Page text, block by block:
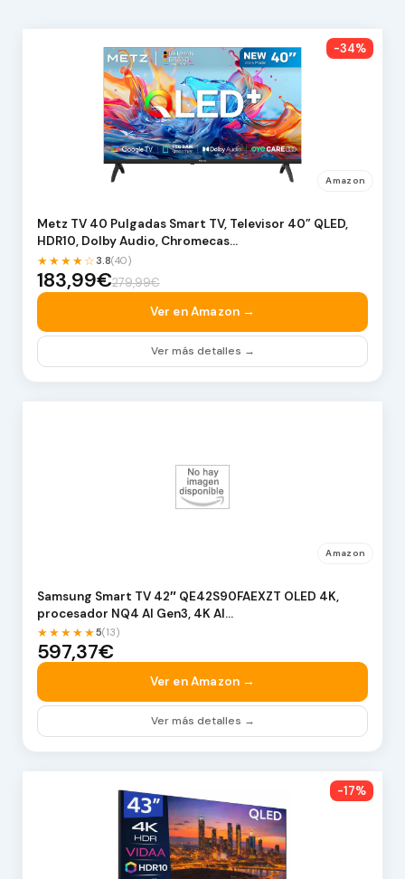
-34%
Amazon
Metz TV 40 Pulgadas Smart TV, Televisor 40” QLED,
HDR10, Dolby Audio, Chromecas…
★★★★☆3.8(40)
183,99€279,99€
Ver en Amazon →
Ver más detalles →
Amazon
Samsung Smart TV 42″ QE42S90FAEXZT OLED 4K,
procesador NQ4 AI Gen3, 4K AI…
★★★★★5(13)
597,37€
Ver en Amazon →
Ver más detalles →
-17%